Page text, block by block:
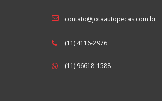
contato@jotaautopecas.com.br
(11) 4116-2976
(11) 96618-1588